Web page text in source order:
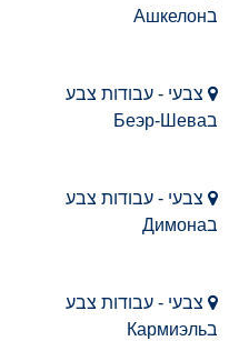
בАшкелон
צבעי - עבודות צבע
בБеэр-Шева
צבעי - עבודות צבע
בДимона
צבעי - עבודות צבע
בКармиэль